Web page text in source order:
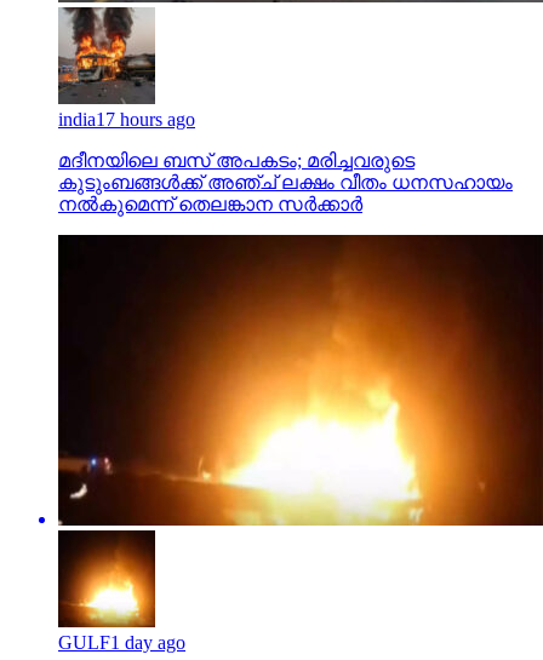
india17 hours ago
മദീനയിലെ ബസ് അപകടം; മരിച്ചവരുടെ
കുടുംബങ്ങള്‍ക്ക് അഞ്ച് ലക്ഷം വീതം ധനസഹായം
നല്‍കുമെന്ന് തെലങ്കാന സര്‍ക്കാര്‍
GULF1 day ago